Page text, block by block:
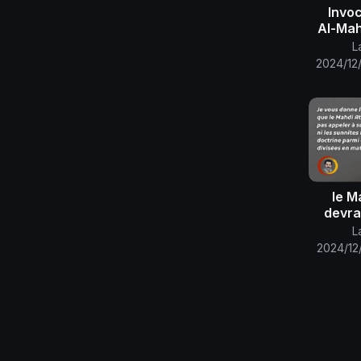
Al-
qui
2024/
le
suivre
2024/